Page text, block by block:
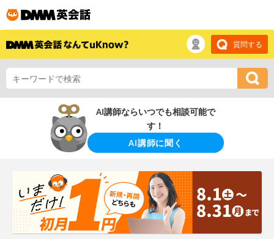
質問する
AI講師ならいつでも相談可能で
す！
AI講師に聞く